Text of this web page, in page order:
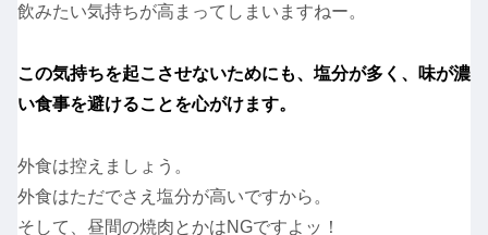
飲みたい気持ちが高まってしまいますねー。
この気持ちを起こさせないためにも、 塩分が多く、味が濃
い食事を避けることを心がけます。
外食は控えましょう。
外食はただでさえ塩分が高いですから。
そして、昼間の焼肉とかはNGですよッ！